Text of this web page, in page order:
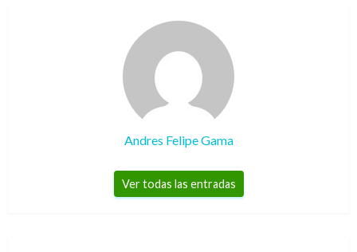
Andres Felipe Gama
Ver todas las entradas